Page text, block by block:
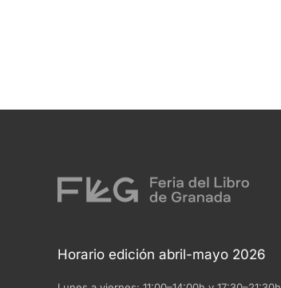
Horario edición abril-mayo 2026